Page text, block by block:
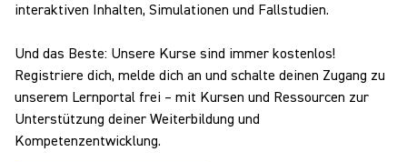
interaktiven Inhalten, Simulationen und Fallstudien.
Und das Beste: Unsere Kurse sind immer kostenlos!
Registriere dich, melde dich an und schalte deinen Zugang zu
unserem Lernportal frei – mit Kursen und Ressourcen zur
Unterstützung deiner Weiterbildung und
Kompetenzentwicklung.